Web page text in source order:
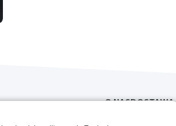
O NASDOSTAWA